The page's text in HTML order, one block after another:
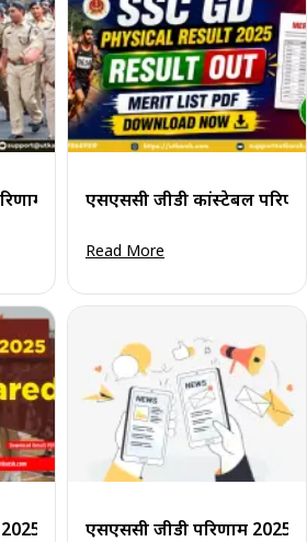
2025 घोषित: मेरिट लिस्ट और कट-
एसएससी जीडी कांस्टेबल
Read More
(घोषित): मेरिट सूची जाँचे व पीडीएफ
एसएससी जीडी परिणाम 2025